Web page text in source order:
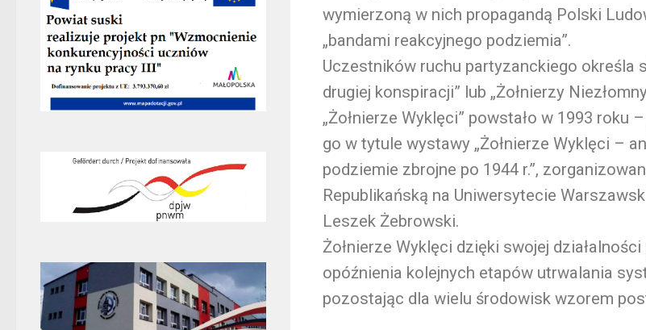
wymierzoną w nich propagandą Polski
„bandami reakcyjnego podziemia”.
Uczestników ruchu partyzanckiego określa
drugiej konspiracji” lub „Żołnierzy
„Żołnierze Wyklęci” powstało w 1993 roku
go w tytule wystawy „Żołnierze Wyklęci –
podziemie zbrojne po 1944 r.”,
Republikańską na Uniwersytecie
Leszek Żebrowski.
Żołnierze Wyklęci dzięki swojej
opóźnienia kolejnych etapów utrwalania
pozostając dla wielu środowisk wzorem